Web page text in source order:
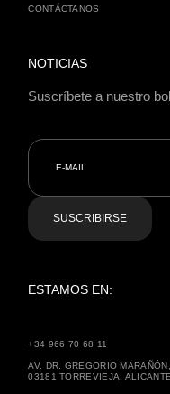
CONTÁCTANOS
NOTICIAS
Suscríbete a nuestro
SUSCRIBIRSE
ESTAMOS EN:
+34 966 70 68 11
AV. DR. GREGORIO
03181 TORREVIEJA, ALICANTE